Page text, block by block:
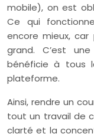
mobile), on est
Ce qui
encore mieux,
grand. C’est
bénéficie à tous
plateforme.
Ainsi, rendre un
tout un travail de
clarté et la